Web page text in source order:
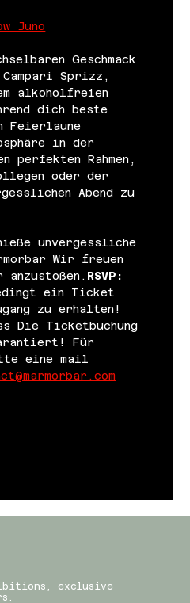
Juno
Geschmack
Sprizz,
alkoholfreien
dich beste
in der
perfekten Rahmen,
oder der
Abend zu
unvergessliche
Wir freuen
. RSVP:
ein Ticket
zu erhalten!
Die Ticketbuchung
Für
eine mail
exclusive